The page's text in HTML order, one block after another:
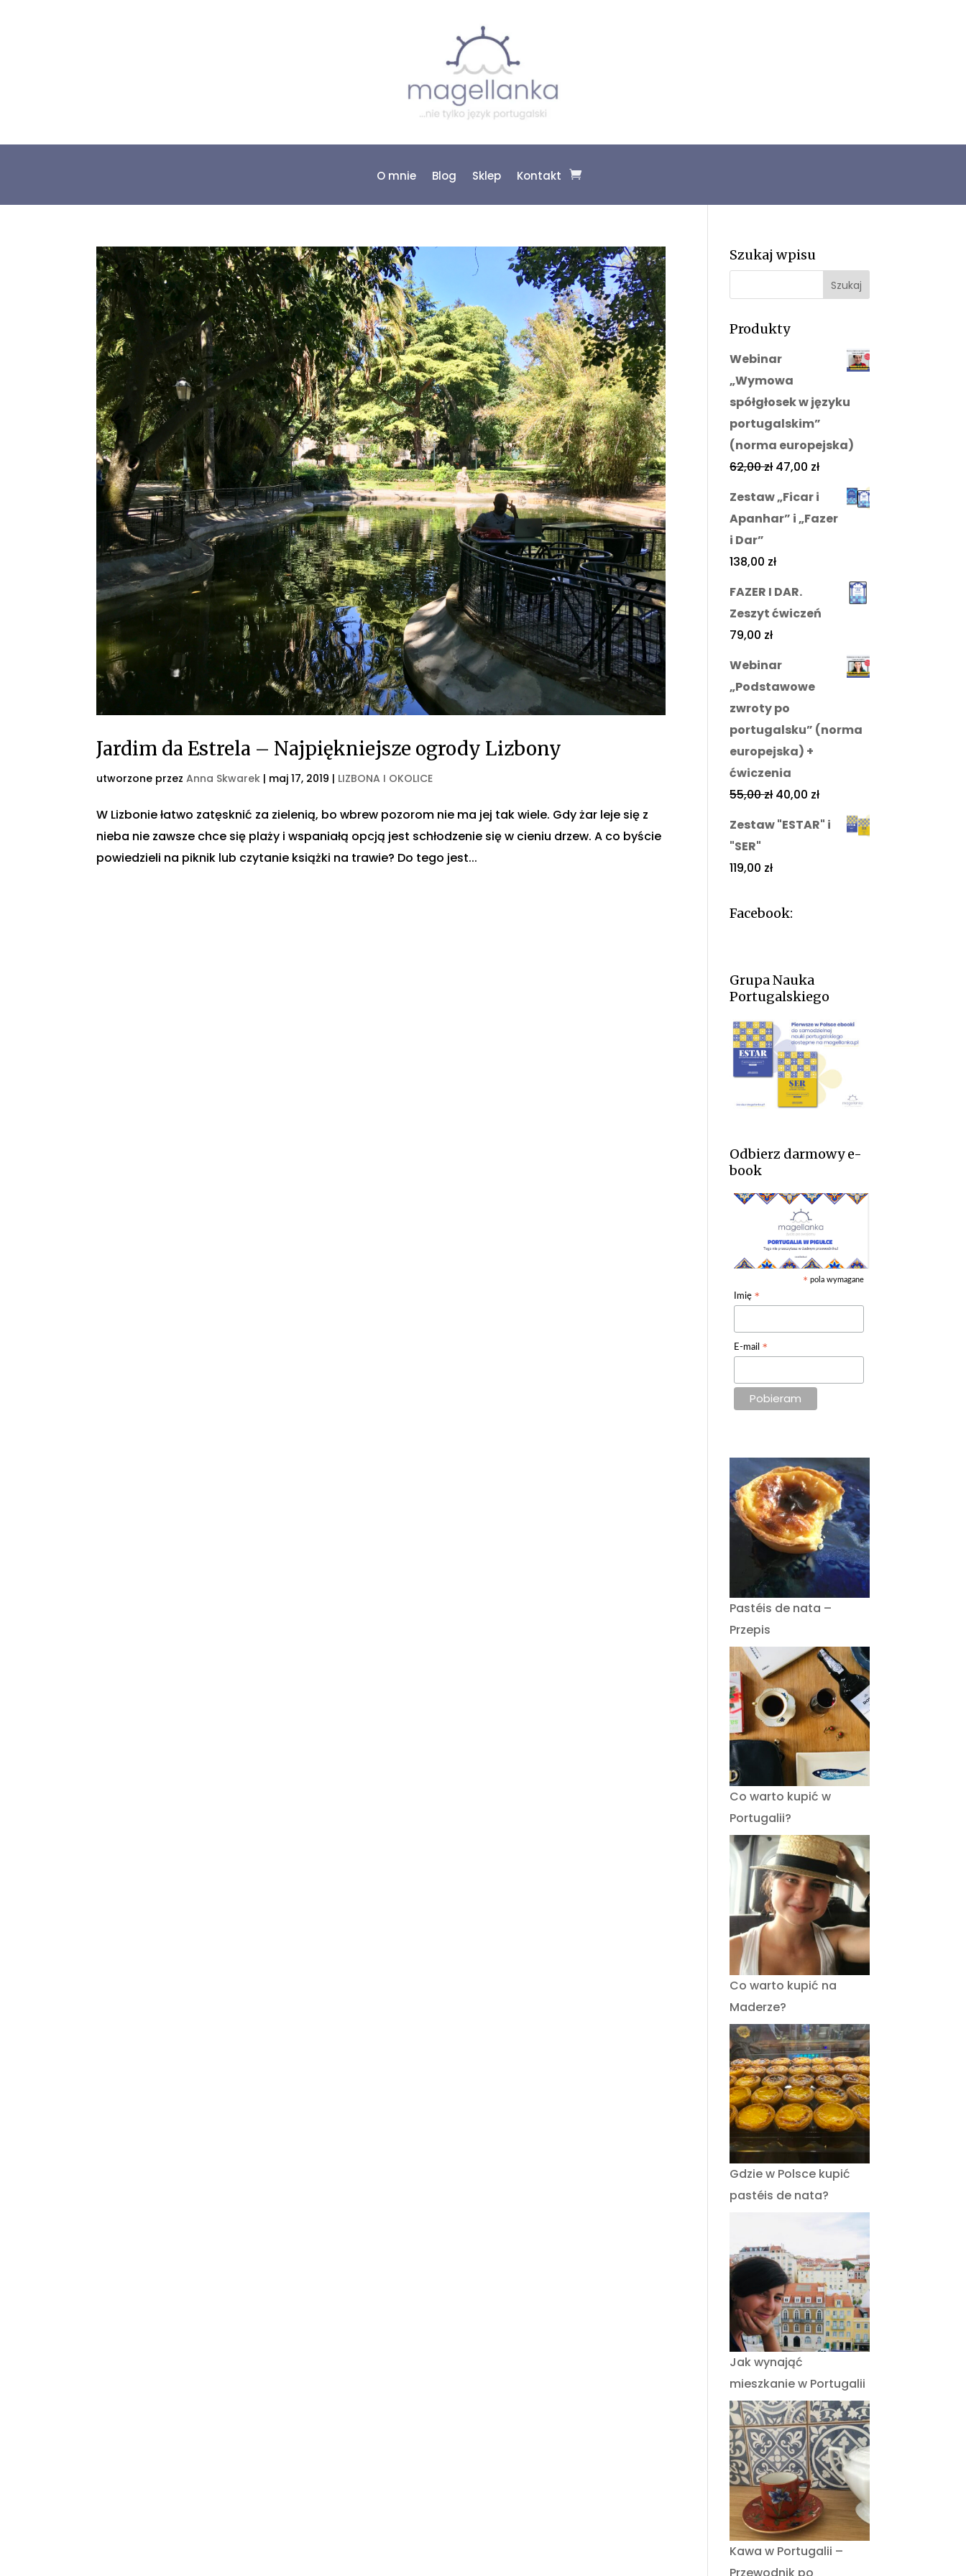
O mnie Blog Sklep Kontakt
Jardim da Estrela – Najpiękniejsze ogrody Lizbony
utworzone przezAnna Skwarek | maj 17, 2019 | LIZBONA I OKOLICE
W Lizbonie łatwo zatęsknić za zielenią, bo wbrew pozorom nie ma jej tak wiele. Gdy żar leje się z
nieba nie zawsze chce się plaży i wspaniałą opcją jest schłodzenie się w cieniu drzew. A co byście
powiedzieli na piknik lub czytanie książki na trawie? Do tego jest...
Szukaj wpisu
Produkty
Webinar
„Wymowa
spółgłosek w języku
portugalskim”
(norma europejska)
62,00zł 47,00 zł
Zestaw „Ficar i
Apanhar” i „Fazer
i Dar”
138,00 zł
FAZER I DAR.
Zeszyt ćwiczeń
79,00 zł
Webinar
„Podstawowe
zwroty po
portugalsku” (norma
europejska) +
ćwiczenia
55,00zł 40,00 zł
Zestaw "ESTAR" i
"SER"
119,00 zł
Facebook:
Grupa Nauka
Portugalskiego
Odbierz darmowy e-
book
* pola wymagane
Imię *
E-mail *
Pastéis de nata –
Przepis
Co warto kupić w
Portugalii?
Co warto kupić na
Maderze?
Gdzie w Polsce kupić
pastéis de nata?
Jak wynająć
mieszkanie w Portugalii
Kawa w Portugalii –
Przewodnik po